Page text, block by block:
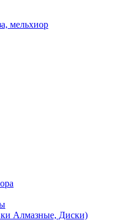
мельхиор
Алмазные, Диски)